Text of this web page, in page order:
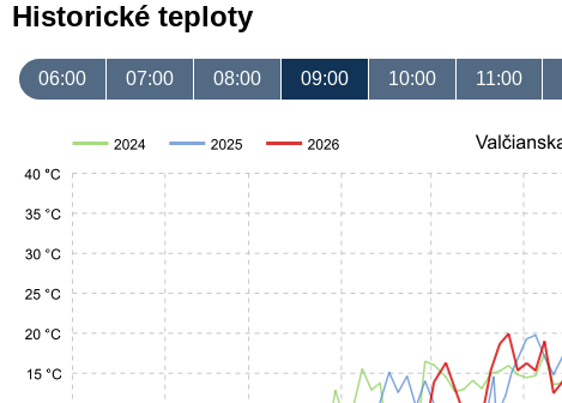
Historické teploty
06:00 07:00 08:00 09:00 10:00 11:00